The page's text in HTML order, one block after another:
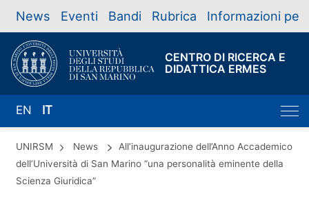
News Eventi Bandi Rubrica Informazioni per
CENTRO DI RICERCA E
DIDATTICA ERMES
EN IT
UNIRSM News
All’inaugurazione dell’Anno Accademico
dell’Università di San Marino “una personalità eminente della
Scienza Giuridica”